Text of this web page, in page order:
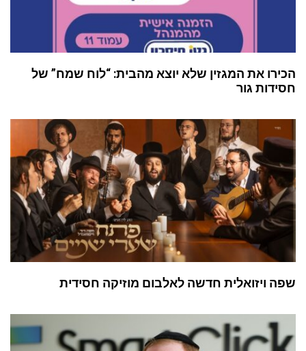
הכירו את המגזין שלא יוצא מהבית: “לוח שמח” של
חסידות גור
שפה ויזואלית חדשה לאלבום מוזיקה חסידית